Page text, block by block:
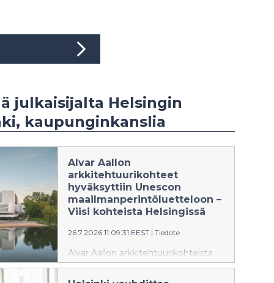
julkaisijalta Helsingin
kaupunginkanslia
Alvar Aallon
arkkitehtuurikohteet
hyväksyttiin Unescon
maailmanperintöluetteloon –
Viisi kohteista Helsingissä
26.7.2026 11:09:31 EEST | Tiedote
Alvar Aallon arkkitehtuurikohteista
koostuva Aalto Works -sarja on
hyväksytty Unescon